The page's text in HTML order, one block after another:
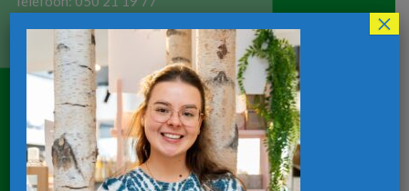
Email:apotheekgoegebeur@hotmail.com
Maandag tot vrijdag:
8u30-12u30 / 13u30-18u30
Zaterdag:
8u30-12u00
Apotheek ST-Henricus
×